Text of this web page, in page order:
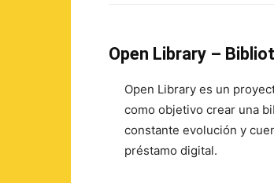
Open Library –
Open Library es un
como objetivo crear una
constante evolución y
préstamo digital.